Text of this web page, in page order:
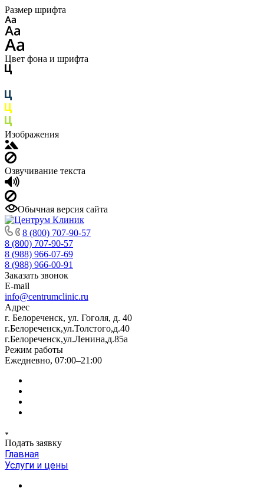
Размер шрифта
Цвет фона и шрифта
Изображения
Озвучивание текста
Обычная версия сайта
8 (800) 707-90-57
8 (800) 707-90-57
8 (988) 966-07-69
8 (988) 966-00-91
Заказать звонок
E-mail
info@centrumclinic.ru
Адрес
г. Белореченск, ул. Гоголя, д. 40
г.Белореченск,ул.Толстого,д.40
г.Белореченск,ул.Ленина,д.85а
Режим работы
Ежедневно, 07:00–21:00
Подать заявку
Главная
Услуги и цены